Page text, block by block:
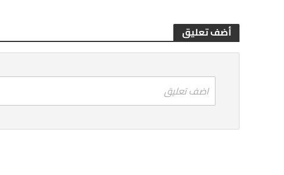
أضف تعليق
اضف تعليق